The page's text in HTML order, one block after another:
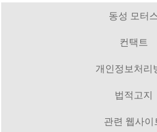
동성 모터
컨택트
개인정보처리
법적고지
관련 웹사이